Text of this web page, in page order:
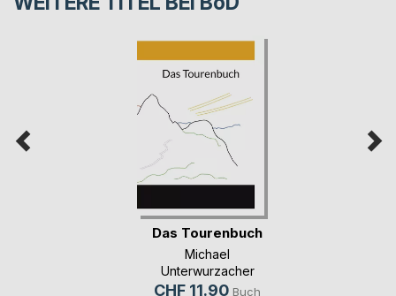
Das Tourenbuch
Michael
Unterwurzacher
CHF 11.90 Buch